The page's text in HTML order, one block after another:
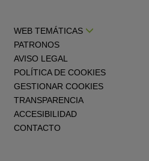
WEB TEMÁTICAS
PATRONOS
AVISO LEGAL
POLÍTICA DE COOKIES
GESTIONAR COOKIES
TRANSPARENCIA
ACCESIBILIDAD
CONTACTO